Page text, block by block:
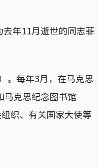
年11月逝世的同志菲
。每年3月，在马克思
克思纪念图书馆
织、有关国家大使等